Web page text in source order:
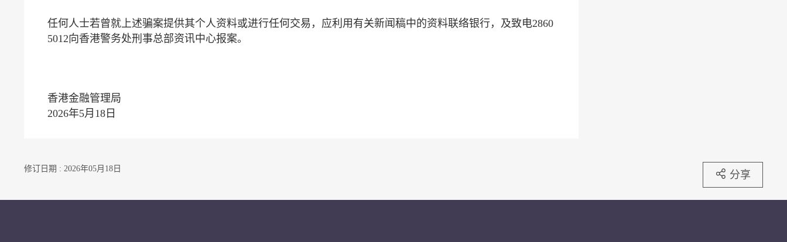
任何人士若曾就上述骗案提供其个人资料或进行任何交易，应利用有关新闻稿中的资料联络银行，及致电2860
5012向香港警务处刑事总部资讯中心报案。
香港金融管理局
2026年5月18日
修订日期 : 2026年05月18日 分享